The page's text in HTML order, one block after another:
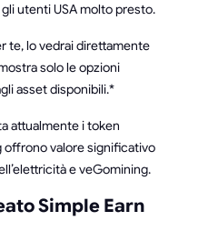
utenti USA molto presto.
te, lo vedrai direttamente
solo le opzioni
asset disponibili.*
attualmente i token
offrono valore significativo
e veGomining.
Simple Earn